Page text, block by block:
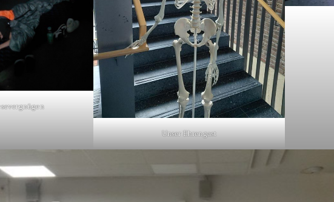
Unser Ehrengast